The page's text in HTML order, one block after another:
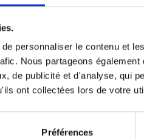
personnaliser le contenu et
Nous partageons
de publicité et d'analyse, qui
ont collectées lors de votre
Préférences
juridique
lieu de villégiature, vous
pour rentrer à votre